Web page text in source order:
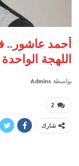
أحمد عاشور..
اللهجة الواحدة
بواسطة Admins
2
شارك